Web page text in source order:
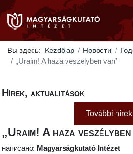
Вы здесь: Kezdőlap Новости
„Uraim! A haza veszélyben van”
Hírek, aktualitások
További hírek
„Uraim! A haza veszélyben
написано: Magyarságkutató Intézet